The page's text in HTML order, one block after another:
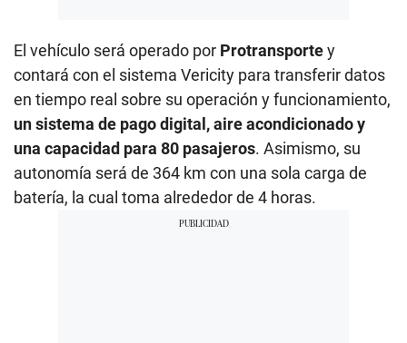
El vehículo será operado por Protransportey
contará con el sistema Vericity para transferir datos
en tiempo real sobre su operación y funcionamiento,
un sistema de pago digital, aire acondicionado y
una capacidad para 80 pasajeros. Asimismo, su
autonomía será de 364 km con una sola carga de
batería, la cual toma alrededor de 4 horas.